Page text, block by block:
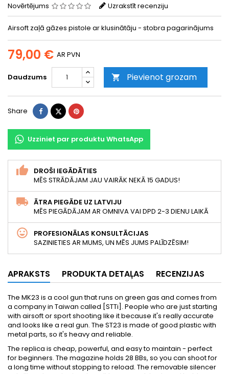
Novērtējums Uzrakstīt recenziju
Airsoft zaļā gāzes pistole ar klusinātāju - stobra pagarinājums
79,00 € AR PVN
Daudzums  Pievienot grozam
Share ShareTweetPinterest
Uzziniet par produktu WhatsApp
DROŠI IEGĀDĀTIES
MĒS STRĀDĀJAM JAU VAIRĀK NEKĀ 15 GADUS!
ĀTRA PIEGĀDE UZ LATVIJU
MĒS PIEGĀDĀJAM AR OMNIVA VAI DPD 2-3 DIENU LAIKĀ
PROFESIONĀLAS KONSULTĀCIJAS
SAZINIETIES AR MUMS, UN MĒS JUMS PALĪDZĒSIM!
APRAKSTS PRODUKTA DETAĻAS RECENZIJAS
The MK23 is a cool gun that runs on green gas and comes from
a company in Taiwan called [STTi]. People who are just starting
with airsoft or sport shooting like it because it's really accurate
and looks like a real gun. The ST23 is made of good plastic with
metal parts, so it's heavy and reliable.
The replica is cheap, powerful, and easy to maintain - perfect
for beginners. The magazine holds 28 BBs, so you can shoot for
a long time without stopping to reload. The removable silencer